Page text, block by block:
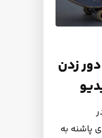
زدن
پاشنه به